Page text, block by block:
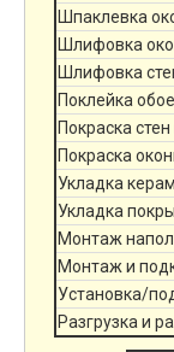
Шпаклевка
Шлифовка
Шлифовка
Поклейка
Покраска
Покраска
Укладка
Укладка
Монтаж
Монтаж и
Установка/
Разгрузка и